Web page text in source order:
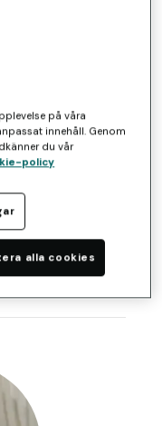
på våra
innehåll. Genom
du vår
policy
alla cookies